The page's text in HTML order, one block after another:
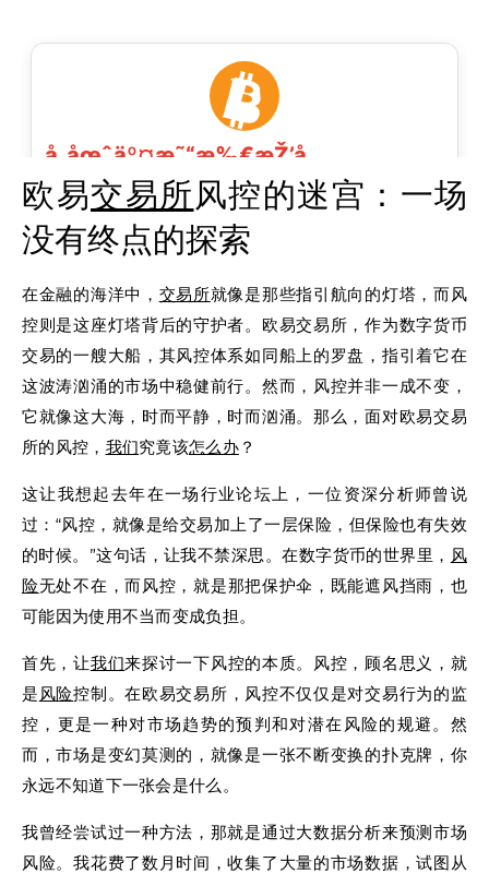
欧易交易所风控的迷宫：一场
没有终点的探索
在金融的海洋中， 交易所就像是那些指引航向的灯塔，而风
控则是这座灯塔背后的守护者。欧易交易所，作为数字货币
交易的一艘大船，其风控体系如同船上的罗盘，指引着它在
这波涛汹涌的市场中稳健前行。然而，风控并非一成不变，
它就像这大海，时而平静，时而汹涌。那么，面对欧易交易
所的风控， 我们究竟该怎么办？
这让我想起去年在一场行业论坛上，一位资深分析师曾说
过：“风控，就像是给交易加上了一层保险，但保险也有失效
的时候。”这句话，让我不禁深思。在数字货币的世界里， 风
险无处不在，而风控，就是那把保护伞，既能遮风挡雨，也
可能因为使用不当而变成负担。
首先，让我们来探讨一下风控的本质。风控，顾名思义，就
是 风险控制。在欧易交易所，风控不仅仅是对交易行为的监
控，更是一种对市场趋势的预判和对潜在风险的规避。然
而，市场是变幻莫测的，就像是一张不断变换的扑克牌，你
永远不知道下一张会是什么。
我曾经尝试过一种方法，那就是通过大数据分析来预测市场
风险。我花费了数月时间，收集了大量的市场数据，试图从